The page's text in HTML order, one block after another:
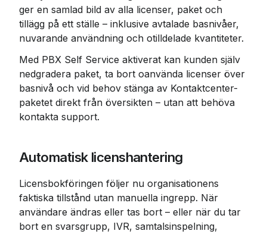
ger en samlad bild av alla licenser, paket och
tillägg på ett ställe – inklusive avtalade basnivåer,
nuvarande användning och otilldelade kvantiteter.
Med PBX Self Service aktiverat kan kunden själv
nedgradera paket, ta bort oanvända licenser över
basnivå och vid behov stänga av Kontaktcenter-
paketet direkt från översikten – utan att behöva
kontakta support.
Automatisk licenshantering
Licensbokföringen följer nu organisationens
faktiska tillstånd utan manuella ingrepp. När
användare ändras eller tas bort – eller när du tar
bort en svarsgrupp, IVR, samtalsinspelning,